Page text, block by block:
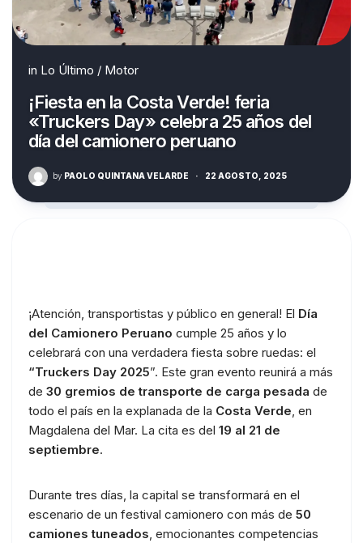
in Lo Último / Motor
¡Fiesta en la Costa Verde! feria
«Truckers Day» celebra 25 años del
día del camionero peruano
by PAOLO QUINTANA VELARDE · 22 AGOSTO, 2025
¡Atención, transportistas y público en general! El Día
del Camionero Peruano cumple 25 años y lo
celebrará con una verdadera fiesta sobre ruedas: el
“Truckers Day 2025”. Este gran evento reunirá a más
de 30 gremios de transporte de carga pesada de
todo el país en la explanada de la Costa Verde, en
Magdalena del Mar. La cita es del 19 al 21 de
septiembre.
Durante tres días, la capital se transformará en el
escenario de un festival camionero con más de 50
camiones tuneados, emocionantes competencias